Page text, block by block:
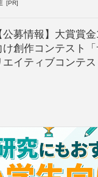
[PR]
公募情報】大賞賞
け創作コンテスト
エイティブコンテ